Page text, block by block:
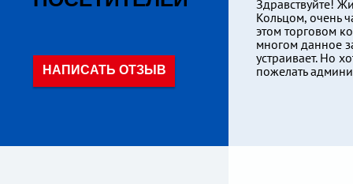
НАПИСАТЬ ОТЗЫВ
Здравствуйте!
Кольцом, очень
этом торговом
многом данное
устраивает. Но
пожелать